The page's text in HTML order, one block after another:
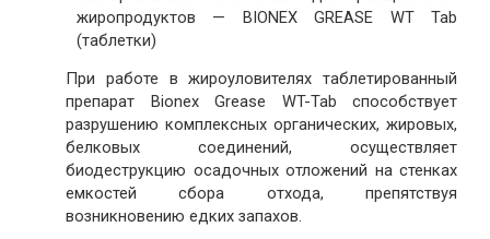
жиропродуктов — BIONEX GREASE WT Tab
(таблетки)
При работе в жироуловителях таблетированный
препарат Bionex Grease WT-Tab способствует
разрушению комплексных органических, жировых,
белковых соединений, осуществляет
биодеструкцию осадочных отложений на стенках
емкостей сбора отхода, препятствуя
возникновению едких запахов.